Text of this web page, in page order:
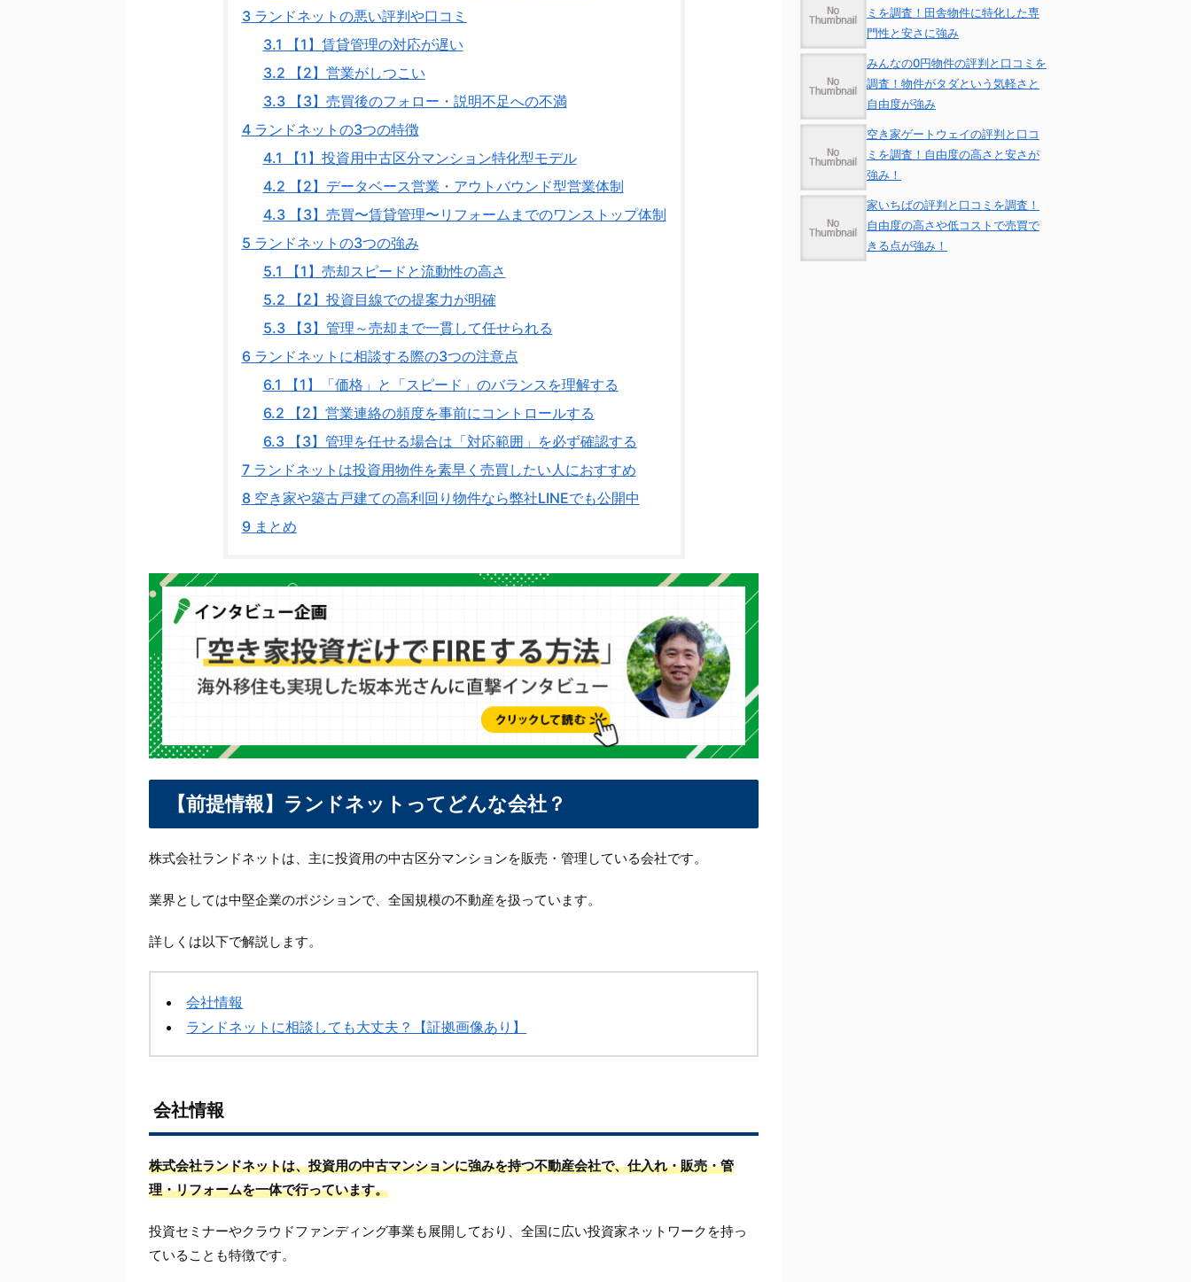
3ランドネットの悪い評判や口コミ
3.1 【1】賃貸管理の対応が遅い
3.2 【2】営業がしつこい
3.3【3】売買後のフォロー・説明不足への不満
4ランドネットの3つの特徴
4.1 【1】投資用中古区分マンション特化型モデル
4.2 【2】データベース営業・アウトバウンド型営業体制
4.3【3】売買〜賃貸管理〜リフォームまでのワンストップ体制
5 ランドネットの3つの強み
5.1 【1】売却スピードと流動性の高さ
5.2 【2】投資目線での提案力が明確
5.3【3】管理～売却まで一貫して任せられる
6ランドネットに相談する際の3つの注意点
6.1 【1】「価格」と「スピード」のバランスを理解する
6.2 【2】営業連絡の頻度を事前にコントロールする
6.3【3】管理を任せる場合は「対応範囲」を必ず確認する
7ランドネットは投資用物件を素早く売買したい人におすすめ
8 空き家や築古戸建ての高利回り物件なら弊社LINEでも公開中
9まとめ
【前提情報】ランドネットってどんな会社？
株式会社ランドネットは、主に投資用の中古区分マンションを販売・管理している会社です。
業界としては中堅企業のポジションで、全国規模の不動産を扱っています。
詳しくは以下で解説します。
会社情報
ランドネットに相談しても大丈夫？【証拠画像あり】
会社情報
株式会社ランドネットは、投資用の中古マンションに強みを持つ不動産会社で、仕入れ・販売・管
理・リフォームを一体で行っています。
投資セミナーやクラウドファンディング事業も展開しており、全国に広い投資家ネットワークを持っ
ていることも特徴です。
ミを調査！田舎物件に特化した専
門性と安さに強み
みんなの0円物件の評判と口コミを
調査！物件がタダという気軽さと
自由度が強み
空き家ゲートウェイの評判と口コ
ミを調査！自由度の高さと安さが
強み！
家いちばの評判と口コミを調査！
自由度の高さや低コストで売買で
きる点が強み！